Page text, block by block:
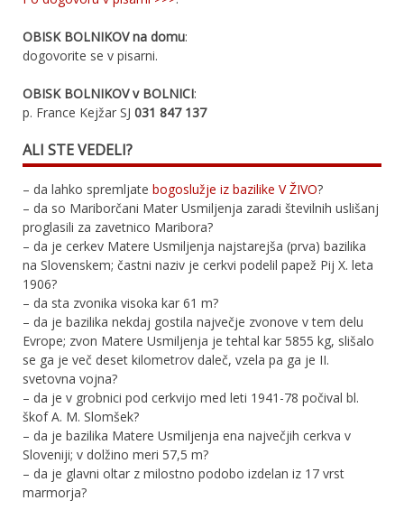
OBISK BOLNIKOV na domu:
dogovorite se v pisarni.
OBISK BOLNIKOV v BOLNICI:
p. France Kejžar SJ 031 847 137
ALI STE VEDELI?
– da lahko spremljate bogoslužje iz bazilike V ŽIVO?
– da so Mariborčani Mater Usmiljenja zaradi številnih uslišanj
proglasili za zavetnico Maribora?
– da je cerkev Matere Usmiljenja najstarejša (prva) bazilika
na Slovenskem; častni naziv je cerkvi podelil papež Pij X. leta
1906?
– da sta zvonika visoka kar 61 m?
– da je bazilika nekdaj gostila največje zvonove v tem delu
Evrope; zvon Matere Usmiljenja je tehtal kar 5855 kg, slišalo
se ga je več deset kilometrov daleč, vzela pa ga je II.
svetovna vojna?
– da je v grobnici pod cerkvijo med leti 1941-78 počival bl.
škof A. M. Slomšek?
– da je bazilika Matere Usmiljenja ena največjih cerkva v
Sloveniji; v dolžino meri 57,5 m?
– da je glavni oltar z milostno podobo izdelan iz 17 vrst
marmorja?